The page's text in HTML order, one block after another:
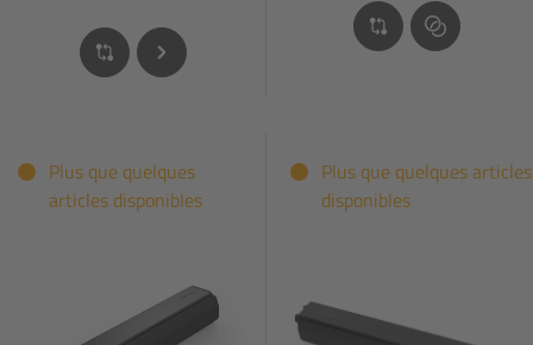
Plus que quelques
articles disponibles
Plus que quelques articles
disponibles